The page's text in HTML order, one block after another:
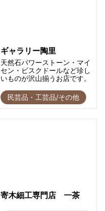
ギャラリー陶里
天然石パワーストーン・マイ
セン・ビスクドールなど珍し
いものが沢山揃うお店です。
民芸品・工芸品/その他
寄木細工専門店 一茶